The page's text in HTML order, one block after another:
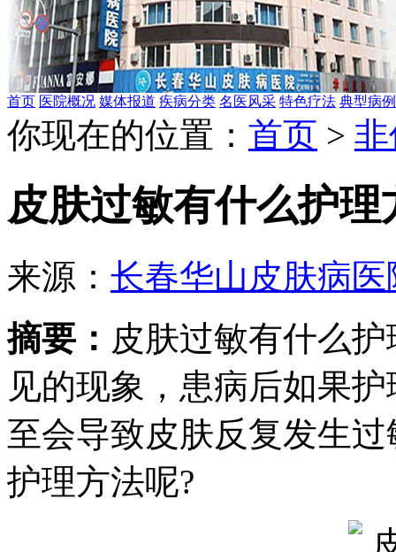
首页 医院概况 媒体报道 疾病分类 名医风采 特色疗法 典型病例
你现在的位置： 首页 >
皮肤过敏有什么护理
来源： 长春华山皮肤病医
摘要： 皮肤过敏有什么
见的现象，患病后如果
至会导致皮肤反复发生
护理方法呢?